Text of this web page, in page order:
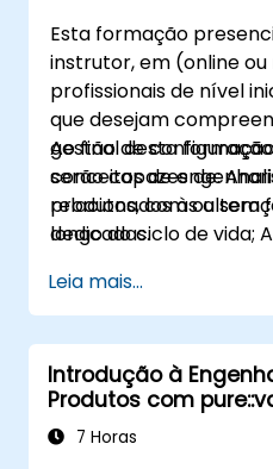
Esta formação
instrutor, em (online
profissionais de nível
que desejam
gestão de
conceitos de
produtos, com ou sem
dedicadas.
Ao final desta
serão capazes de:
relacionados às
longo do ciclo de vida;
Compreender os
engenharia de linhas
variabilidade e as
sem ferramentas;
completo, desde a
até à derivação do
Leia mais...
Introdução à
Produtos com
7 Horas